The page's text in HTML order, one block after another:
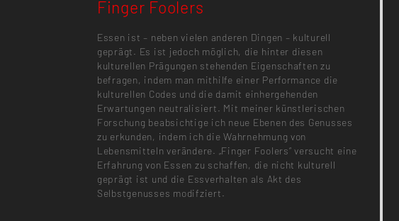
Finger Foolers
Essen ist – neben vielen anderen Dingen – kulturell
geprägt. Es ist jedoch möglich, die hinter diesen
kulturellen Prägungen stehenden Eigenschaften zu
befragen, indem man mithilfe einer Performance die
kulturellen Codes und die damit einhergehenden
Erwartungen neutralisiert. Mit meiner künstlerischen
Forschung beabsichtige ich neue Ebenen des Genusses
zu erkunden, indem ich die Wahrnehmung von
Lebensmitteln verändere. „Finger Foolers“ versucht eine
Erfahrung von Essen zu schaffen, die nicht kulturell
geprägt ist und die Essverhalten als Akt des
Selbstgenusses modifziert.